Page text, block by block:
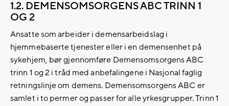
1.2. DEMENSOMSORGENS ABC TRINN 1
OG 2
Ansatte som arbeider i demensarbeidslag i
hjemmebaserte tjenester eller i en demensenhet på
sykehjem, bør gjennomføre Demensomsorgens ABC
trinn 1 og 2 i tråd med anbefalingene i Nasjonal faglig
retningslinje om demens. Demensomsorgens ABC er
samlet i to permer og passer for alle yrkesgrupper. Trinn 1